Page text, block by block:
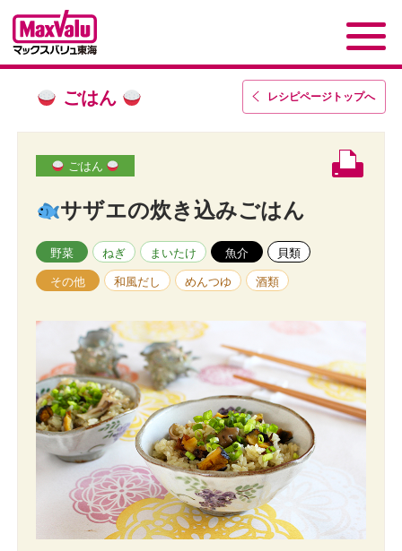
レシピページトップへ
ごはん
ごはん
サザエの炊き込みごはん
野菜 ねぎ まいたけ 魚介 貝類
その他 和風だし めんつゆ 酒類